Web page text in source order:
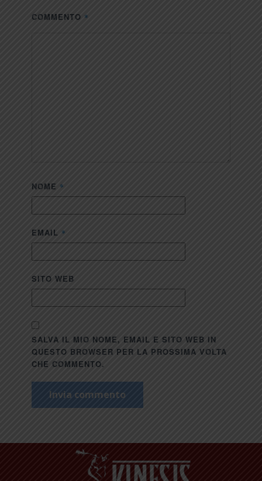
COMMENTO *
NOME *
EMAIL *
SITO WEB
SALVA IL MIO NOME, EMAIL E SITO WEB IN
QUESTO BROWSER PER LA PROSSIMA VOLTA
CHE COMMENTO.
Invia commento